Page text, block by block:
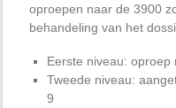
oproepen naar de 3900
behandeling van het
Eerste niveau:
Tweede niveau:
9